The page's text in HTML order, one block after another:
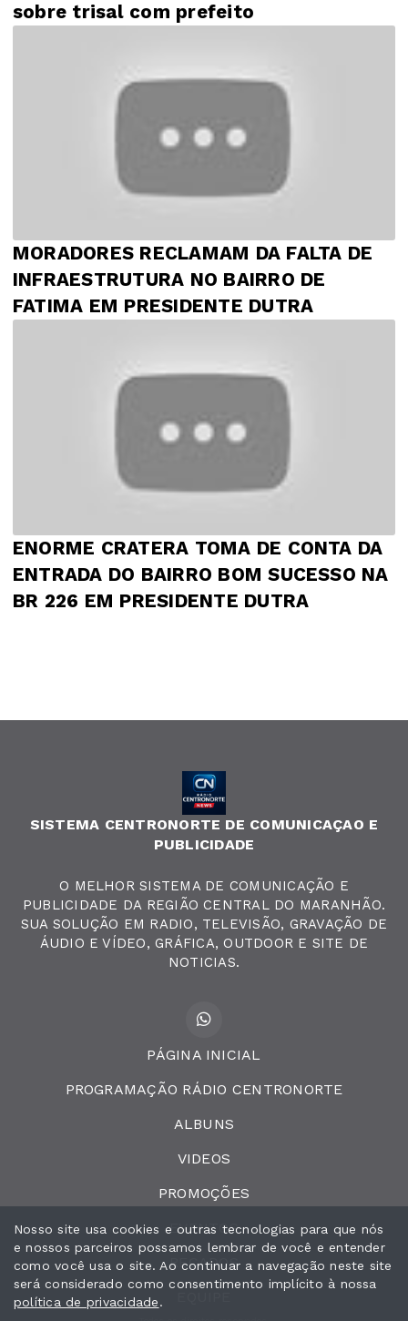
sobre trisal com prefeito
MORADORES RECLAMAM DA FALTA DE
INFRAESTRUTURA NO BAIRRO DE
FATIMA EM PRESIDENTE DUTRA
ENORME CRATERA TOMA DE CONTA DA
ENTRADA DO BAIRRO BOM SUCESSO NA
BR 226 EM PRESIDENTE DUTRA
SISTEMA CENTRONORTE DE COMUNICAÇAO E
PUBLICIDADE
O MELHOR SISTEMA DE COMUNICAÇÃO E
PUBLICIDADE DA REGIÃO CENTRAL DO MARANHÃO.
SUA SOLUÇÃO EM RADIO, TELEVISÃO, GRAVAÇÃO DE
ÁUDIO E VÍDEO, GRÁFICA, OUTDOOR E SITE DE
NOTICIAS.
PÁGINA INICIAL
PROGRAMAÇÃO RÁDIO CENTRONORTE
ALBUNS
VIDEOS
PROMOÇÕES
EVENTOS
RECADOS
Nosso site usa cookies e outras tecnologias para que nós
e nossos parceiros possamos lembrar de você e entender
como você usa o site. Ao continuar a navegação neste site
será considerado como consentimento implícito à nossa
política de privacidade.